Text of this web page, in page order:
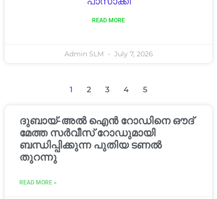
READ MORE
Admin SLM July 7, 2026
1 2 3 4 5
ദുബായ്-അൽ ഐൻ റോഡിനെ ഔദ്
മേത്ത സർവീസ് റോഡുമായി
ബന്ധിപ്പിക്കുന്ന പുതിയ ടണൽ
തുറന്നു
READ MORE »